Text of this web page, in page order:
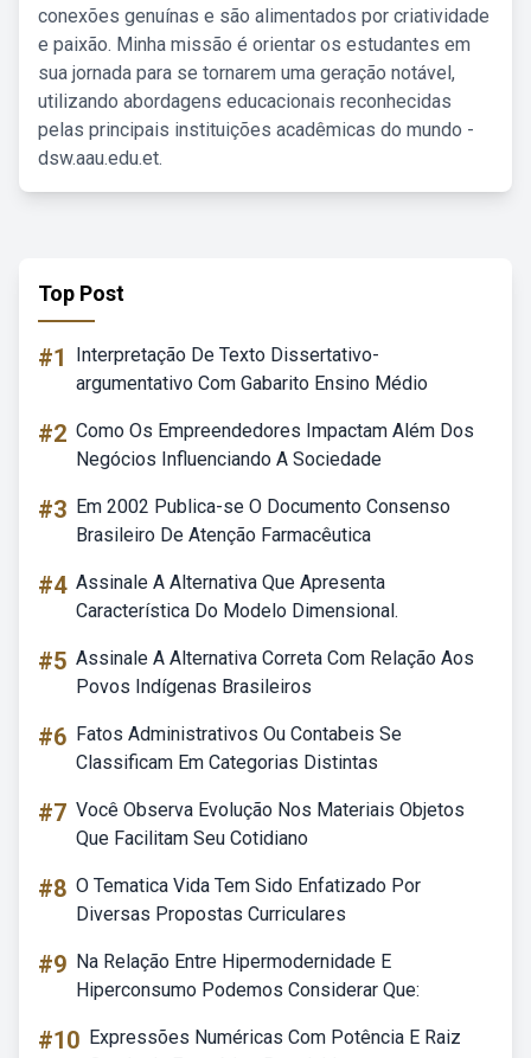
conexões genuínas e são alimentados por criatividade
e paixão. Minha missão é orientar os estudantes em
sua jornada para se tornarem uma geração notável,
utilizando abordagens educacionais reconhecidas
pelas principais instituições acadêmicas do mundo -
dsw.aau.edu.et.
Top Post
#1
Interpretação De Texto Dissertativo-
argumentativo Com Gabarito Ensino Médio
#2 Como Os Empreendedores Impactam Além Dos
Negócios Influenciando A Sociedade
#3 Em 2002 Publica-se O Documento Consenso
Brasileiro De Atenção Farmacêutica
#4 Assinale A Alternativa Que Apresenta
Característica Do Modelo Dimensional.
#5 Assinale A Alternativa Correta Com Relação Aos
Povos Indígenas Brasileiros
#6 Fatos Administrativos Ou Contabeis Se
Classificam Em Categorias Distintas
#7 Você Observa Evolução Nos Materiais Objetos
Que Facilitam Seu Cotidiano
#8 O Tematica Vida Tem Sido Enfatizado Por
Diversas Propostas Curriculares
#9 Na Relação Entre Hipermodernidade E
Hiperconsumo Podemos Considerar Que:
#10 Expressões Numéricas Com Potência E Raiz